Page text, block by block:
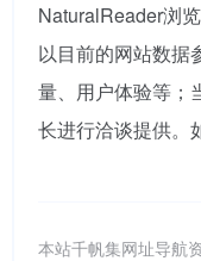
NaturalReader浏
以目前的网站数据
量、用户体验等；
长进行洽谈提供。
本站千帆集网址导航